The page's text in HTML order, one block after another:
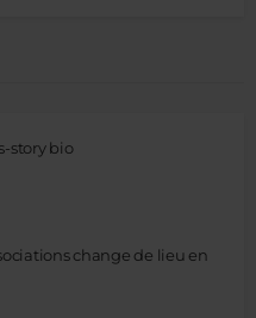
story bio
change de lieu en